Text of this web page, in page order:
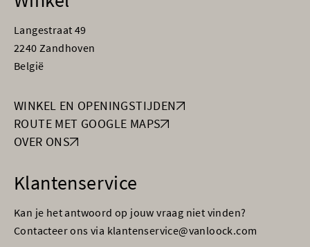
Langestraat 49
2240 Zandhoven
België
WINKEL EN OPENINGSTIJDEN
ROUTE MET GOOGLE MAPS
OVER ONS
Klantenservice
Kan je het antwoord op jouw vraag niet vinden?
Contacteer ons via klantenservice@vanloock.com